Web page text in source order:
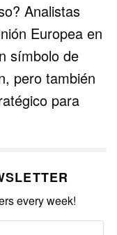
Analistas
Europea en
símbolo de
pero también
para
every week!